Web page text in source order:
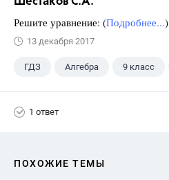
Решите уравнение: (Подробнее...)
13 декабря 2017
ГДЗ Алгебра 9 класс
1 ответ
ПОХОЖИЕ ТЕМЫ